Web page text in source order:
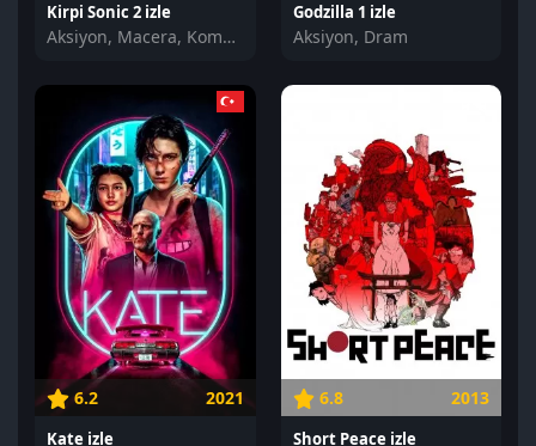
Kirpi Sonic 2 izle
Aksiyon, Macera, Komedi
Godzilla 1 izle
Aksiyon, Dram
6.2 2021
Kate izle
6.8 2013
Short Peace izle